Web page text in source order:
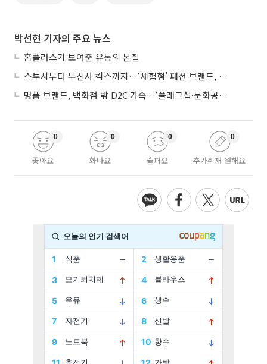
박선현 기자의 주요 뉴스
홈플러스가 보여준 유통의 본질
스투시부터 무신사 킥스까지…‘체험형’ 패션 브랜드, 잇단 제주행
명품 브랜드, 백화점 밖 D2C 가속…‘플래그십·문화공간’ 전략 눈길
좋아요
0
화나요
0
슬퍼요
0
추가취재 원해요
0